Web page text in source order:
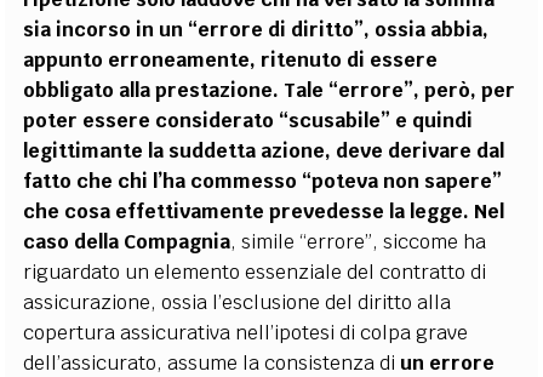
sia incorso in un “errore di diritto”, ossia abbia,
appunto erroneamente, ritenuto di essere
obbligato alla prestazione. Tale “errore”, però, per
poter essere considerato “scusabile” e quindi
legittimante la suddetta azione, deve derivare dal
fatto che chi l’ha commesso “poteva non sapere”
che cosa effettivamente prevedesse la legge. Nel
caso della Compagnia, simile “errore”, siccome ha
riguardato un elemento essenziale del contratto di
assicurazione, ossia l’esclusione del diritto alla
copertura assicurativa nell’ipotesi di colpa grave
dell’assicurato, assume la consistenza di un errore